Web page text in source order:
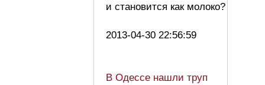
и становится как молоко?
2013-04-30 22:56:59
В Одессе нашли труп